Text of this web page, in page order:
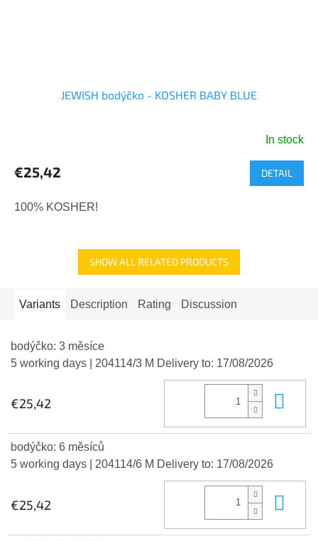
JEWISH bodýčko - KOSHER BABY BLUE
In stock
€25,42 DETAIL
100% KOSHER!
SHOW ALL RELATED PRODUCTS
Variants Description Rating Discussion
bodýčko: 3 měsíce
5 working days
| 204114/3 M Delivery to: 17/08/2026
€25,42
bodýčko: 6 měsíců
5 working days
| 204114/6 M Delivery to: 17/08/2026
€25,42